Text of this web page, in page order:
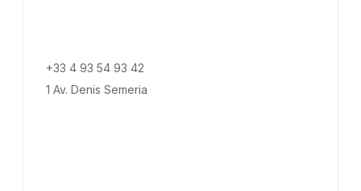
+33 4 93 54 93 42
1 Av. Denis Semeria